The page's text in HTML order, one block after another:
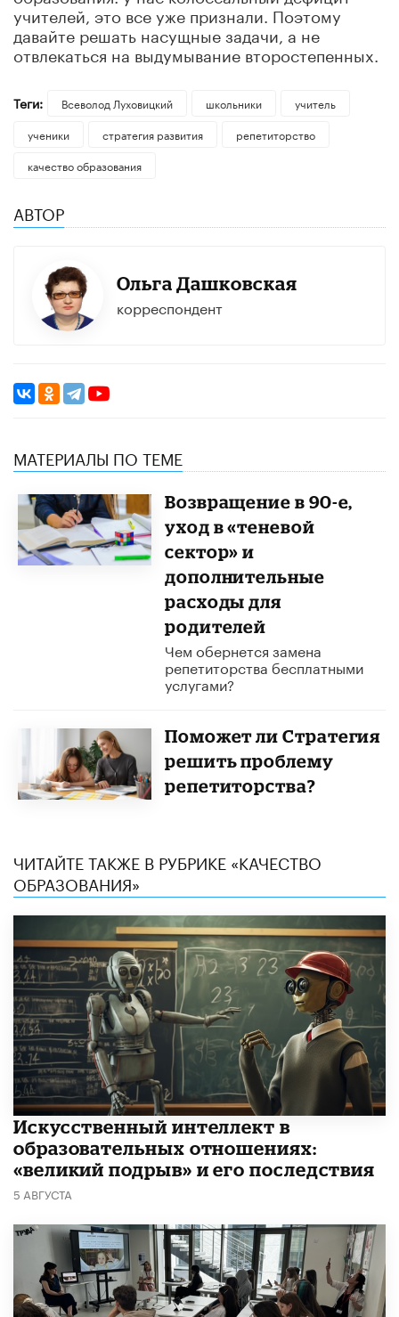
учителей это все уже признали. Поэтому
давайте решать насущные задачи, а не
отвлекаться на выдумывание второстепенных.
Теги: Всеволод Луховицкий школьники
учитель
ученики
стратегия развития
репетиторство
качество образования
АВТОР
Ольга Дашковская
корреспондент
МАТЕРИАЛЫ ПО ТЕМЕ
Возвращение в 90-е,
уход в «теневой
сектор» и
дополнительные
расходы для
родителей
Чем обернется замена
репетиторства бесплатными
услугами?
Поможет ли Стратегия
решить проблему
репетиторства?
ЧИТАЙТЕ ТАКЖЕ В РУБРИКЕ «КАЧЕСТВО
ОБРАЗОВАНИЯ»
​Искусственный интеллект в
образовательных отношениях:
«великий подрыв» и его последствия
5 АВГУСТА